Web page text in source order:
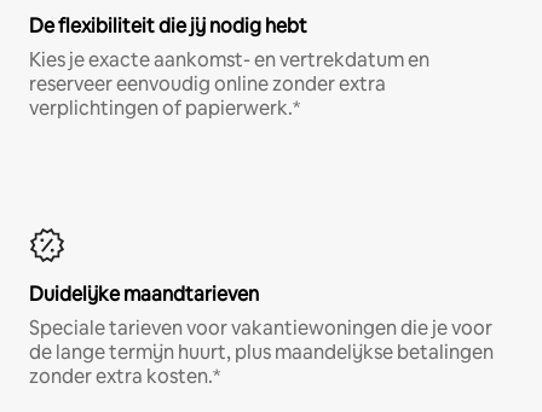
De flexibiliteit die jij nodig hebt
Kies je exacte aankomst- en vertrekdatum en
reserveer eenvoudig online zonder extra
verplichtingen of papierwerk.*
Duidelijke maandtarieven
Speciale tarieven voor vakantiewoningen die je voor
de lange termijn huurt, plus maandelijkse betalingen
zonder extra kosten.*